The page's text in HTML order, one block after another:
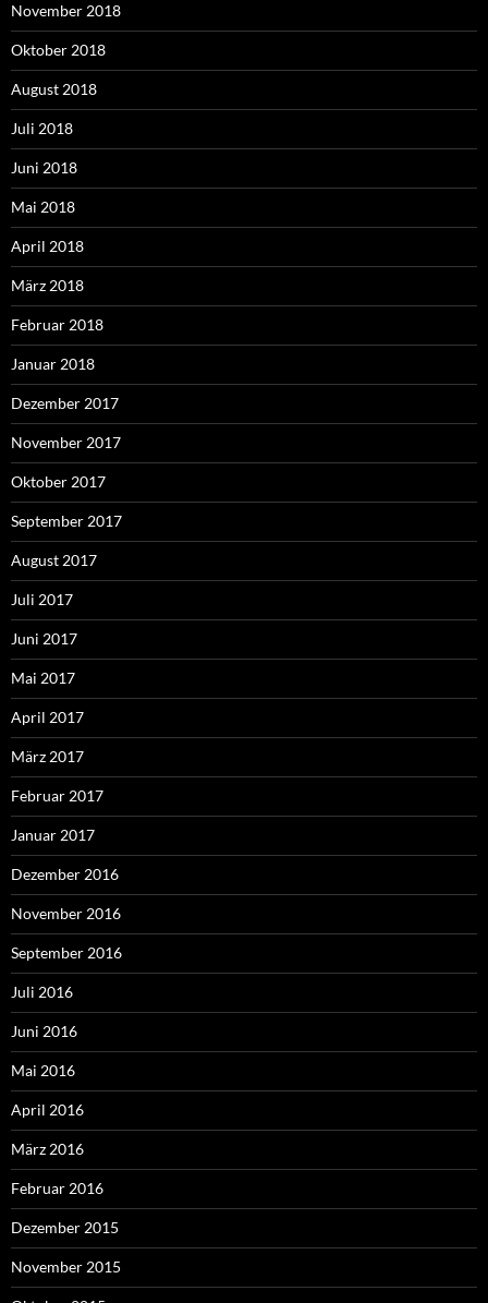
November 2018
Oktober 2018
August 2018
Juli 2018
Juni 2018
Mai 2018
April 2018
März 2018
Februar 2018
Januar 2018
Dezember 2017
November 2017
Oktober 2017
September 2017
August 2017
Juli 2017
Juni 2017
Mai 2017
April 2017
März 2017
Februar 2017
Januar 2017
Dezember 2016
November 2016
September 2016
Juli 2016
Juni 2016
Mai 2016
April 2016
März 2016
Februar 2016
Dezember 2015
November 2015